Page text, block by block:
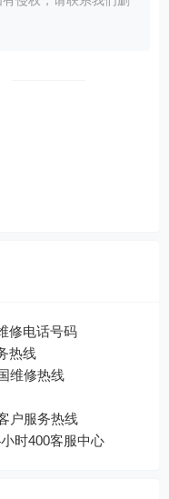
修电话号码
热线
维修热线
户服务热线
时400客服中心